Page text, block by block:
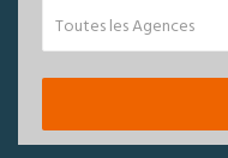
Toutes les Agences